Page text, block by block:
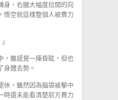
身，右腿大幅度拉開的向
悟空就這樣整個人被費力
，雖感覺一陣昏眩，但也
身體去勢。
休，雖然因為腦袋被擊中
時還未能看清楚前方費力